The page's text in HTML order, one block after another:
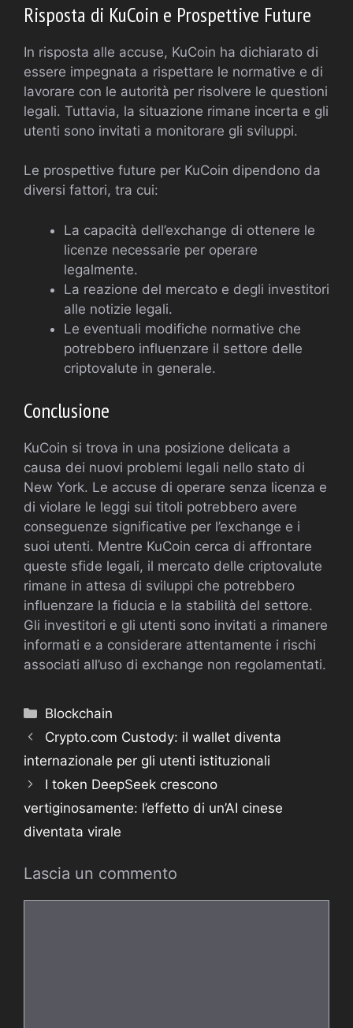
Risposta di KuCoin e Prospettive Future
In risposta alle accuse, KuCoin ha dichiarato di
essere impegnata a rispettare le normative e di
lavorare con le autorità per risolvere le questioni
legali. Tuttavia, la situazione rimane incerta e gli
utenti sono invitati a monitorare gli sviluppi.
Le prospettive future per KuCoin dipendono da
diversi fattori, tra cui:
La capacità dell’exchange di ottenere le
licenze necessarie per operare
legalmente.
La reazione del mercato e degli investitori
alle notizie legali.
Le eventuali modifiche normative che
potrebbero influenzare il settore delle
criptovalute in generale.
Conclusione
KuCoin si trova in una posizione delicata a
causa dei nuovi problemi legali nello stato di
New York. Le accuse di operare senza licenza e
di violare le leggi sui titoli potrebbero avere
conseguenze significative per l’exchange e i
suoi utenti. Mentre KuCoin cerca di affrontare
queste sfide legali, il mercato delle criptovalute
rimane in attesa di sviluppi che potrebbero
influenzare la fiducia e la stabilità del settore.
Gli investitori e gli utenti sono invitati a rimanere
informati e a considerare attentamente i rischi
associati all’uso di exchange non regolamentati.
Categorie
Blockchain
Crypto.com Custody: il wallet diventa
internazionale per gli utenti istituzionali
I token DeepSeek crescono
vertiginosamente: l’effetto di un’AI cinese
diventata virale
Lascia un commento